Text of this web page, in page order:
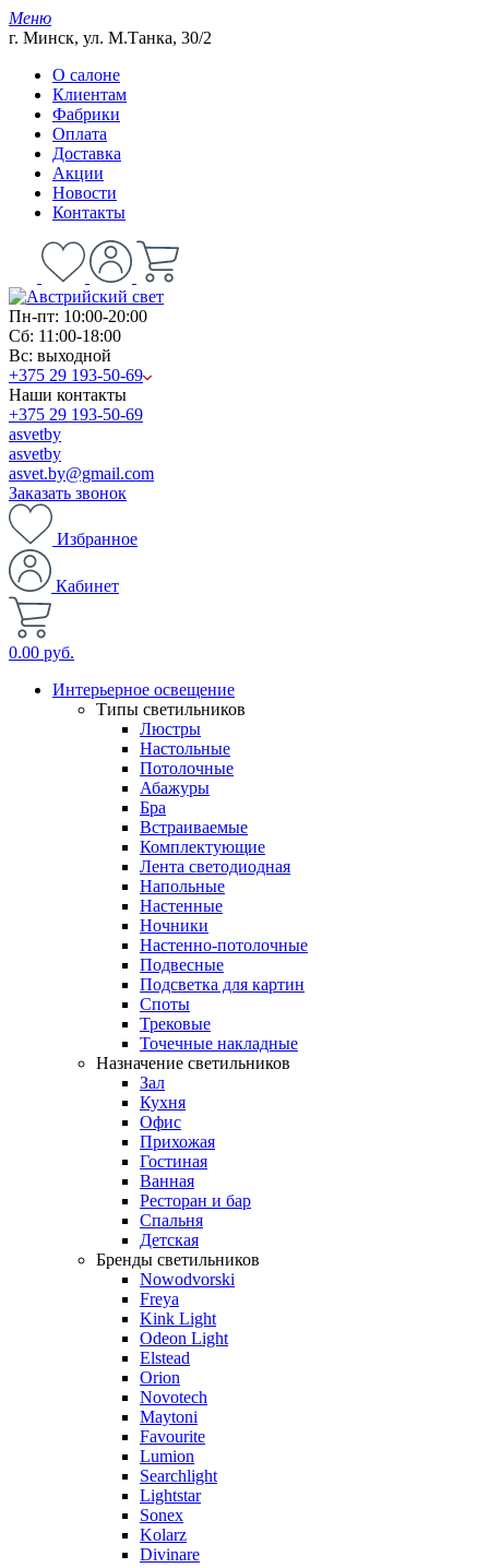
Меню
г. Минск, ул. М.Танка, 30/2
О салоне
Клиентам
Фабрики
Оплата
Доставка
Акции
Новости
Контакты
Пн-пт: 10:00-20:00
Сб: 11:00-18:00
Вс: выходной
+375 29 193-50-69
Наши контакты
+375 29 193-50-69
asvetby
asvetby
asvet.by@gmail.com
Заказать звонок
Избранное
Кабинет
0.00 руб.
Интерьерное освещение
Типы светильников
Люстры
Настольные
Потолочные
Абажуры
Бра
Встраиваемые
Комплектующие
Лента светодиодная
Напольные
Настенные
Ночники
Настенно-потолочные
Подвесные
Подсветка для картин
Споты
Трековые
Точечные накладные
Назначение светильников
Зал
Кухня
Офис
Прихожая
Гостиная
Ванная
Ресторан и бар
Спальня
Детская
Бренды светильников
Nowodvorski
Freya
Kink Light
Odeon Light
Elstead
Orion
Novotech
Maytoni
Favourite
Lumion
Searchlight
Lightstar
Sonex
Kolarz
Divinare